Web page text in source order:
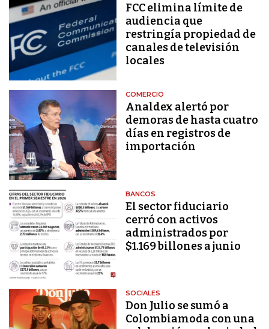
FCC elimina límite de
audiencia que
restringía propiedad de
canales de televisión
locales
COMERCIO
Analdex alertó por
demoras de hasta cuatro
días en registros de
importación
BANCOS
El sector fiduciario
cerró con activos
administrados por
$1.169 billones a junio
SOCIALES
Don Julio se sumó a
Colombiamoda con una